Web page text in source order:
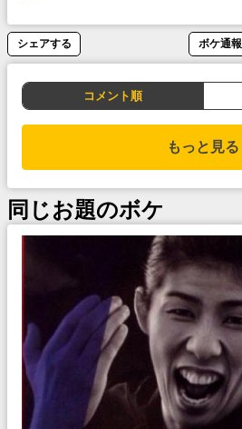
シェアする ボケ通報
コメント順
もっと見る
同じお題のボケ